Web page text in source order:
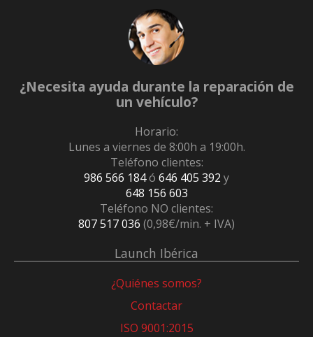
¿Necesita ayuda durante la reparación de
un vehículo?
Horario:
Lunes a viernes de 8:00h a 19:00h.
Teléfono clientes:
986 566 184ó 646 405 392 y
648 156 603
Teléfono NO clientes:
807 517 036 (0,98€/min. + IVA)
Launch Ibérica
¿Quiénes somos?
Contactar
ISO 9001:2015